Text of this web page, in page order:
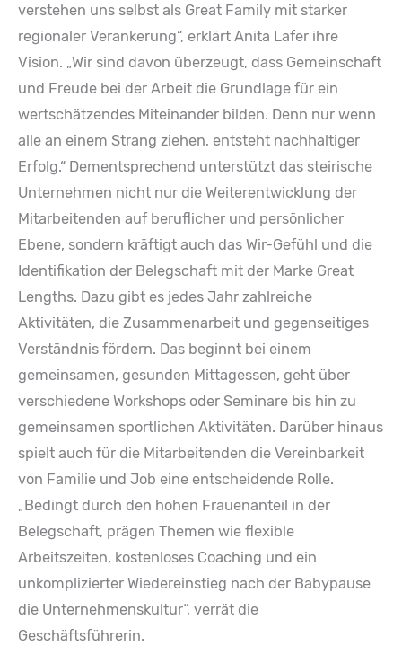
verstehen uns selbst als Great Family mit starker
regionaler Verankerung“, erklärt Anita Lafer ihre
Vision. „Wir sind davon überzeugt, dass Gemeinschaft
und Freude bei der Arbeit die Grundlage für ein
wertschätzendes Miteinander bilden. Denn nur wenn
alle an einem Strang ziehen, entsteht nachhaltiger
Erfolg.“ Dementsprechend unterstützt das steirische
Unternehmen nicht nur die Weiterentwicklung der
Mitarbeitenden auf beruflicher und persönlicher
Ebene, sondern kräftigt auch das Wir-Gefühl und die
Identifikation der Belegschaft mit der Marke Great
Lengths. Dazu gibt es jedes Jahr zahlreiche
Aktivitäten, die Zusammenarbeit und gegenseitiges
Verständnis fördern. Das beginnt bei einem
gemeinsamen, gesunden Mittagessen, geht über
verschiedene Workshops oder Seminare bis hin zu
gemeinsamen sportlichen Aktivitäten. Darüber hinaus
spielt auch für die Mitarbeitenden die Vereinbarkeit
von Familie und Job eine entscheidende Rolle.
„Bedingt durch den hohen Frauenanteil in der
Belegschaft, prägen Themen wie flexible
Arbeitszeiten, kostenloses Coaching und ein
unkomplizierter Wiedereinstieg nach der Babypause
die Unternehmenskultur“, verrät die
Geschäftsführerin.